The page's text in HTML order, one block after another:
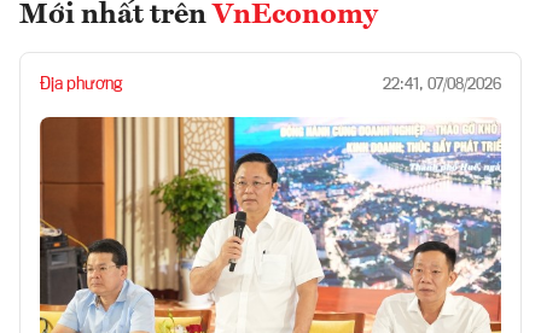
Mới nhất trên VnEconomy
Địa phương 22:41, 07/08/2026